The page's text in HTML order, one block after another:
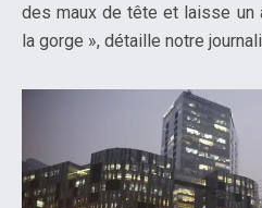
des maux de tête et laisse un
la gorge », détaille notre